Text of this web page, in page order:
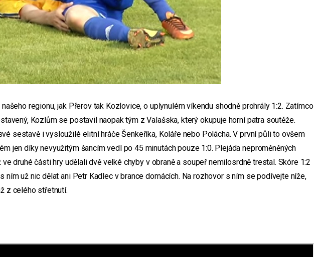
regionu, jak Přerov tak Kozlovice, o uplynulém víkendu shodně prohrály 1:2. Zatímco
Kozlům se postavil naopak tým z Valašska, který okupuje horní patra soutěže.
sestavě i vysloužilé elitní hráče Šenkeříka, Koláře nebo Polácha. V první půli to ovšem
jen díky nevyužitým šancím vedl po 45 minutách pouze 1:0. Plejáda neproměněných
druhé části hry udělali dvě velké chyby v obraně a soupeř nemilosrdně trestal. Skóre 1:2
ním už nic dělat ani Petr Kadlec v brance domácích. Na rozhovor s ním se podívejte níže,
z celého střetnutí.